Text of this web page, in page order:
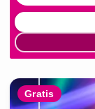
Gratis